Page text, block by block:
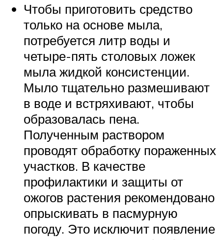
Чтобы приготовить средство
только на основе мыла,
потребуется литр воды и
четыре-пять столовых ложек
мыла жидкой консистенции.
Мыло тщательно размешивают
в воде и встряхивают, чтобы
образовалась пена.
Полученным раствором
проводят обработку пораженных
участков. В качестве
профилактики и защиты от
ожогов растения рекомендовано
опрыскивать в пасмурную
погоду. Это исключит появление